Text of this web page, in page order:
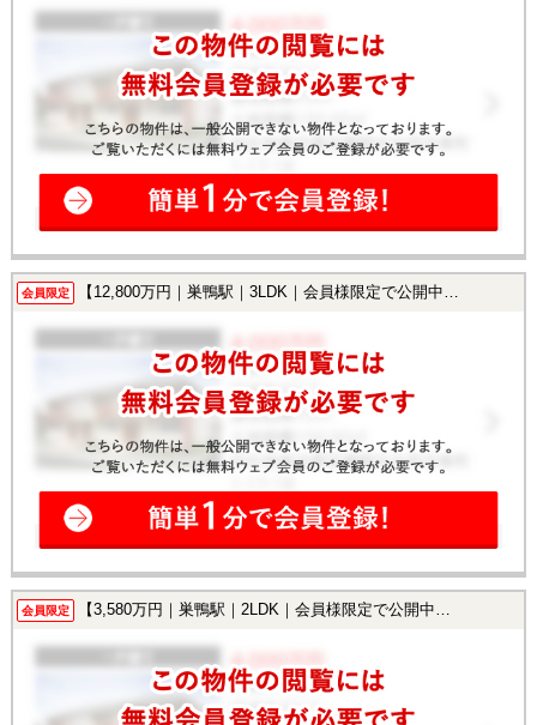
会員限定 【12,800万円｜巣鴨駅｜3LDK｜会員様限定で公開中！】
会員限定 【3,580万円｜巣鴨駅｜2LDK｜会員様限定で公開中！】